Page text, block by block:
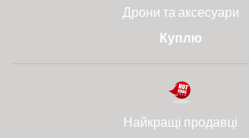
Дрони та аксесуари
Куплю
Найкращі продавці